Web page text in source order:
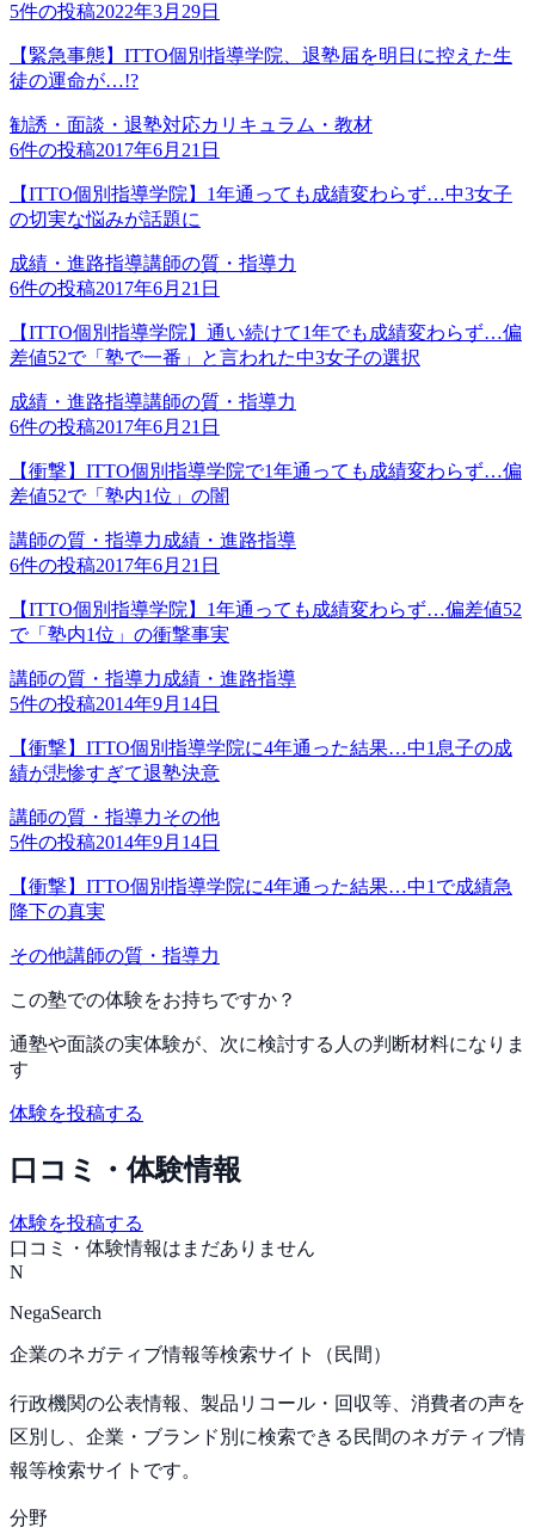
5件の投稿2022年3月29日
【緊急事態】ITTO個別指導学院、退塾届を明日に控えた生
徒の運命が…!?
勧誘・面談・退塾対応カリキュラム・教材
6件の投稿2017年6月21日
【ITTO個別指導学院】1年通っても成績変わらず…中3女子
の切実な悩みが話題に
成績・進路指導講師の質・指導力
6件の投稿2017年6月21日
【ITTO個別指導学院】通い続けて1年でも成績変わらず…偏
差値52で「塾で一番」と言われた中3女子の選択
成績・進路指導講師の質・指導力
6件の投稿2017年6月21日
【衝撃】ITTO個別指導学院で1年通っても成績変わらず…偏
差値52で「塾内1位」の闇
講師の質・指導力 成績・進路指導
6件の投稿2017年6月21日
【ITTO個別指導学院】1年通っても成績変わらず…偏差値52
で「塾内1位」の衝撃事実
講師の質・指導力 成績・進路指導
5件の投稿2014年9月14日
【衝撃】ITTO個別指導学院に4年通った結果…中1息子の成
績が悲惨すぎて退塾決意
講師の質・指導力その他
5件の投稿2014年9月14日
【衝撃】ITTO個別指導学院に4年通った結果…中1で成績急
降下の真実
その他講師の質・指導力
この塾での体験をお持ちですか？
通塾や面談の実体験が、次に検討する人の判断材料になりま
す
体験を投稿する
口コミ・体験情報
体験を投稿する
口コミ・体験情報はまだありません
N
NegaSearch
企業のネガティブ情報等検索サイト（民間）
行政機関の公表情報、製品リコール・回収等、消費者の声を
区別し、企業・ブランド別に検索できる民間のネガティブ情
報等検索サイトです。
分野